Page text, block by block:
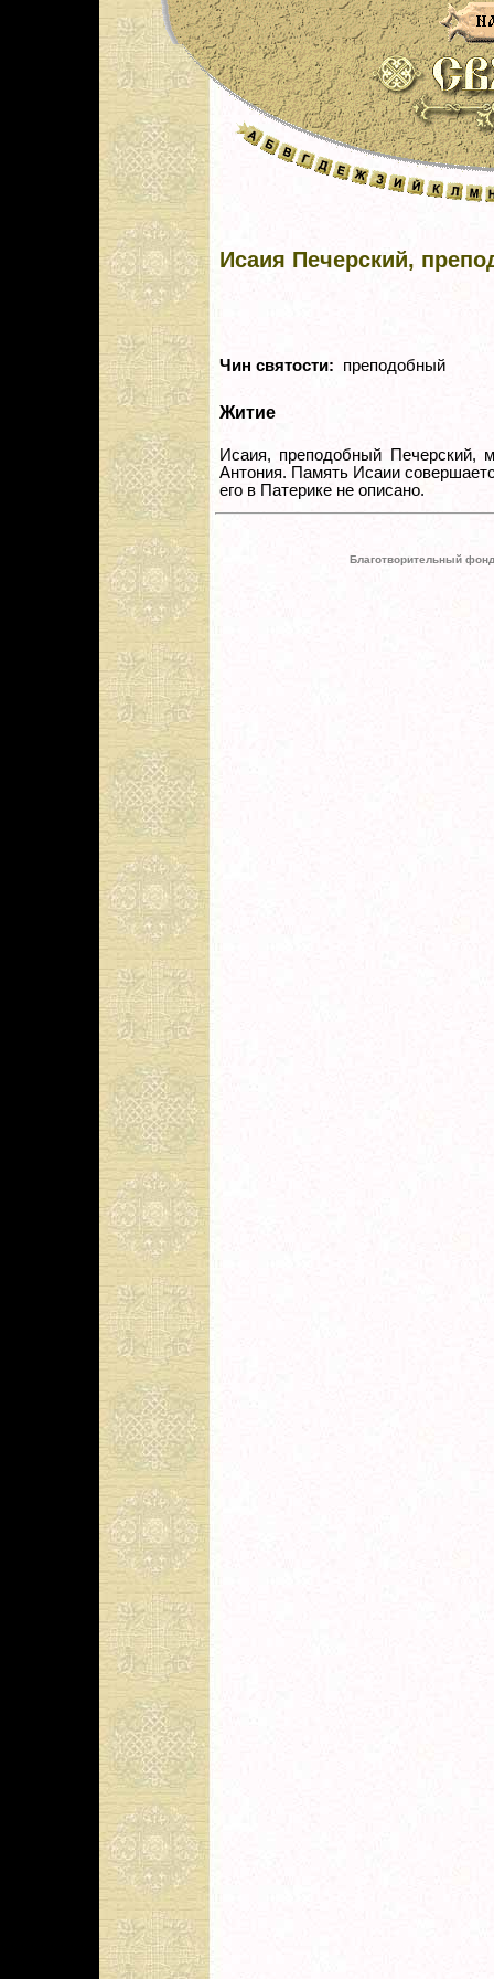
Исаия Печерский,
Чин святости: преподобный
Житие
Исаия, преподобный Печерский,
Антония. Память Исаии
его в Патерике не описано.
Благотворительный